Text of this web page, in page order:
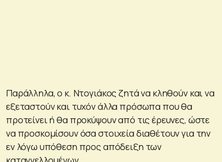
Παράλληλα, ο κ. Ντογιάκος ζητά να κληθούν και να
εξεταστούν και τυχόν άλλα πρόσωπα που θα
προτείνει ή θα προκύψουν από τις έρευνες, ώστε
να προσκομίσουν όσα στοιχεία διαθέτουν για την
εν λόγω υπόθεση προς απόδειξη των